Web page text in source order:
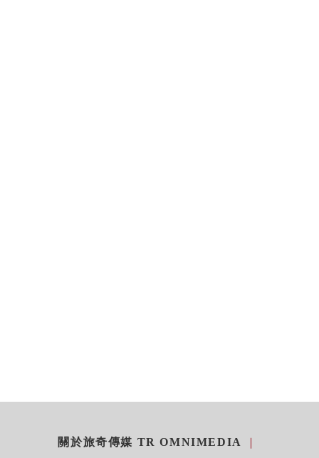
關於旅奇傳媒 TR OMNIMEDIA